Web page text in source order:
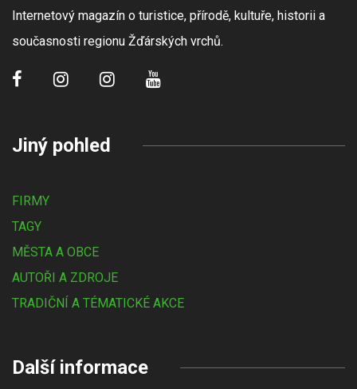
Internetový magazín o turistice, přírodě, kultuře, historii a
současnosti regionu Žďárských vrchů.
Jiný pohled
FIRMY
TAGY
MĚSTA A OBCE
AUTOŘI A ZDROJE
TRADIČNÍ A TÉMATICKÉ AKCE
Další informace